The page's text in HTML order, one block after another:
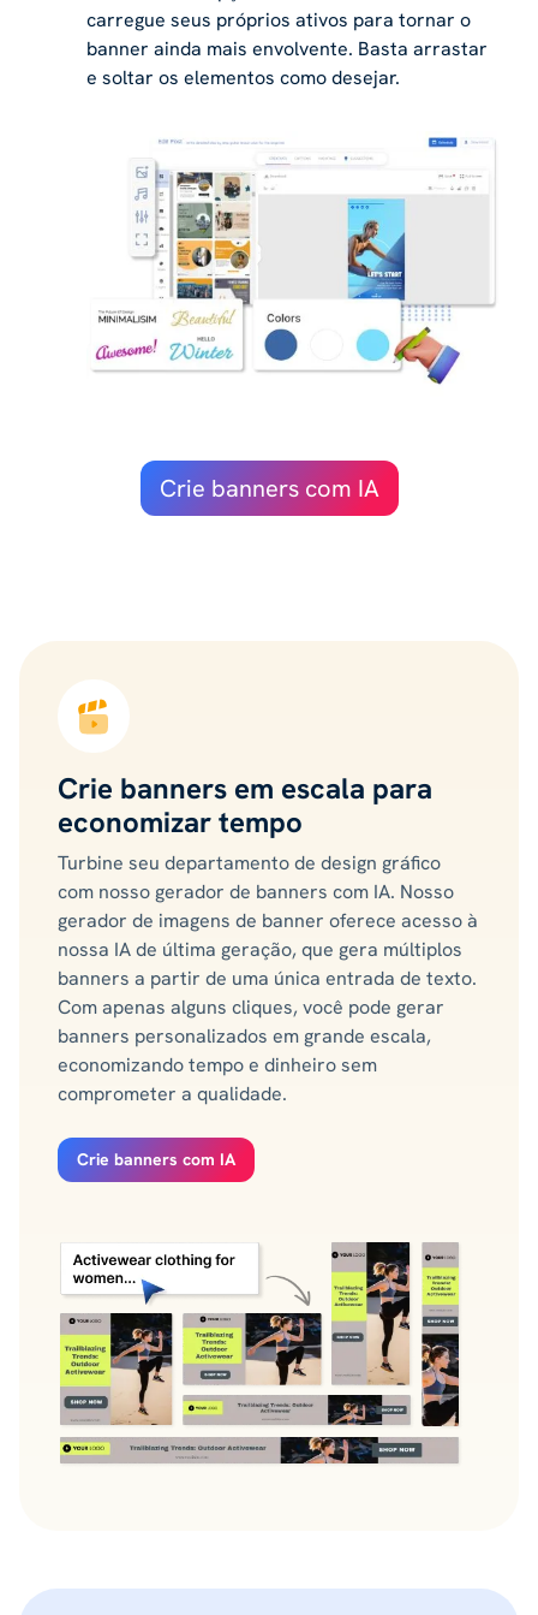
carregue seus próprios ativos para tornar o
banner ainda mais envolvente. Basta arrastar
e soltar os elementos como desejar.
Crie banners com IA
Crie banners em escala para
economizar tempo
Turbine seu departamento de design gráfico
com nosso gerador de banners com IA. Nosso
gerador de imagens de banner oferece acesso à
nossa IA de última geração, que gera múltiplos
banners a partir de uma única entrada de texto.
Com apenas alguns cliques, você pode gerar
banners personalizados em grande escala,
economizando tempo e dinheiro sem
comprometer a qualidade.
Crie banners com IA